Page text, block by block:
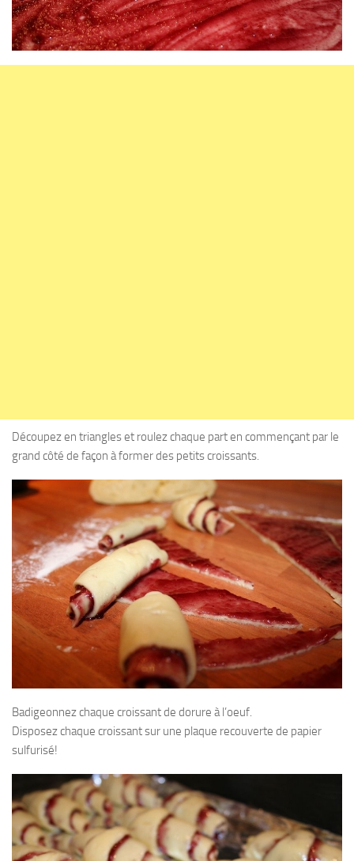
Découpez en triangles et roulez chaque part en commençant par le
grand côté de façon à former des petits croissants.
Badigeonnez chaque croissant de dorure à l’oeuf.
Disposez chaque croissant sur une plaque recouverte de papier
sulfurisé!